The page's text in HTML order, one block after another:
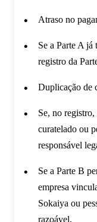
Atraso no
Se a Parte A
registro da
Duplicação de
Se, no
curatelado ou
responsável
Se a Parte B
empresa
Sokaiya ou
razoável.